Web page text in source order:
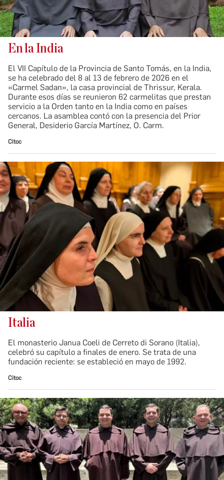
En la India
El VII Capítulo de la Provincia de Santo Tomás, en la India,
se ha celebrado del 8 al 13 de febrero de 2026 en el
«Carmel Sadan», la casa provincial de Thrissur, Kerala.
Durante esos días se reunieron 62 carmelitas que prestan
servicio a la Orden tanto en la India como en países
cercanos. La asamblea contó con la presencia del Prior
General, Desiderio García Martínez, O. Carm.
Citoc
Italia
El monasterio Janua Coeli de Cerreto di Sorano (Italia),
celebró su capítulo a finales de enero. Se trata de una
fundación reciente: se estableció en mayo de 1992.
Citoc